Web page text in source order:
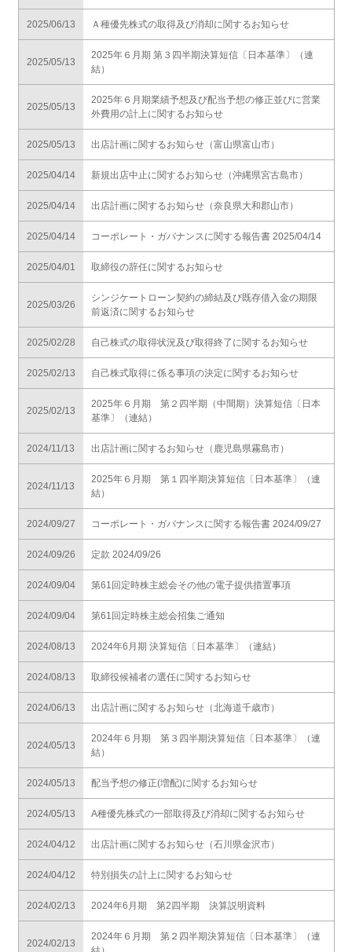
2025/06/13 Ａ種優先株式の取得及び消却に関するお知らせ
2025/05/13
2025年６月期 第３四半期決算短信〔日本基準〕（連
結）
2025/05/13
2025年６月期業績予想及び配当予想の修正並びに営業
外費用の計上に関するお知らせ
2025/05/13 出店計画に関するお知らせ（富山県富山市）
2025/04/14 新規出店中止に関するお知らせ（沖縄県宮古島市）
2025/04/14 出店計画に関するお知らせ（奈良県大和郡山市）
2025/04/14 コーポレート・ガバナンスに関する報告書 2025/04/14
2025/04/01 取締役の辞任に関するお知らせ
2025/03/26
シンジケートローン契約の締結及び既存借入金の期限
前返済に関するお知らせ
2025/02/28 自己株式の取得状況及び取得終了に関するお知らせ
2025/02/13 自己株式取得に係る事項の決定に関するお知らせ
2025/02/13
2025年６月期 第２四半期（中間期）決算短信〔日本
基準〕（連結）
2024/11/13 出店計画に関するお知らせ（鹿児島県霧島市）
2024/11/13
2025年６月期 第１四半期決算短信〔日本基準〕（連
結）
2024/09/27 コーポレート・ガバナンスに関する報告書 2024/09/27
2024/09/26 定款 2024/09/26
2024/09/04 第61回定時株主総会その他の電子提供措置事項
2024/09/04 第61回定時株主総会招集ご通知
2024/08/13 2024年6月期 決算短信〔日本基準〕（連結）
2024/08/13 取締役候補者の選任に関するお知らせ
2024/06/13 出店計画に関するお知らせ（北海道千歳市）
2024/05/13
2024年６月期 第３四半期決算短信〔日本基準〕（連
結）
2024/05/13 配当予想の修正(増配)に関するお知らせ
2024/05/13 A種優先株式の一部取得及び消却に関するお知らせ
2024/04/12 出店計画に関するお知らせ（石川県金沢市）
2024/04/12 特別損失の計上に関するお知らせ
2024/02/13 2024年6月期 第2四半期 決算説明資料
2024/02/13
2024年６月期 第２四半期決算短信〔日本基準〕（連